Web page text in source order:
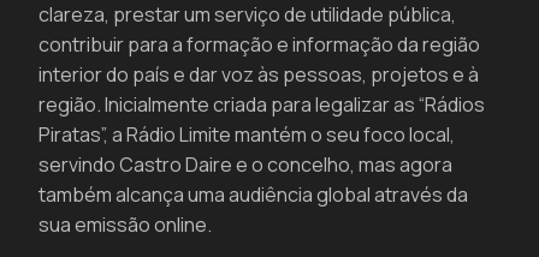
clareza, prestar um serviço de utilidade pública,
contribuir para a formação e informação da região
interior do país e dar voz às pessoas, projetos e à
região. Inicialmente criada para legalizar as “Rádios
Piratas”, a Rádio Limite mantém o seu foco local,
servindo Castro Daire e o concelho, mas agora
também alcança uma audiência global através da
sua emissão online.